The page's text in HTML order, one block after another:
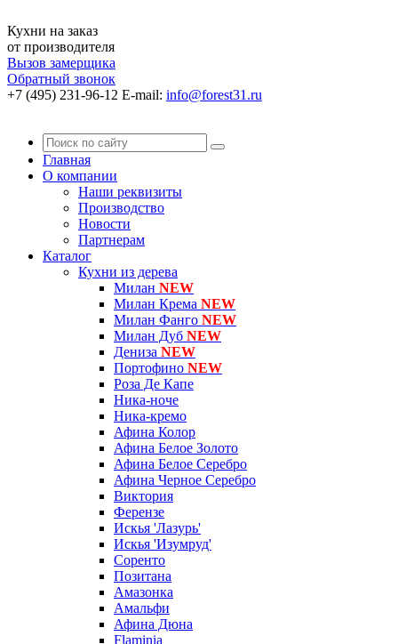
Кухни на заказ
от производителя
Вызов замерщика
Обратный звонок
+7 (495) 231-96-12 E-mail: info@forest31.ru
Главная
О компании
Наши реквизиты
Производство
Новости
Партнерам
Каталог
Кухни из дерева
Милан NEW
Милан Крема NEW
Милан Фанго NEW
Милан Дуб NEW
Дениза NEW
Портофино NEW
Роза Де Капе
Ника-ноче
Ника-кремо
Афина Колор
Афина Белое Золото
Афина Белое Серебро
Афина Черное Серебро
Виктория
Ферензе
Искья 'Лазурь'
Искья 'Изумруд'
Соренто
Позитана
Амазонка
Амальфи
Афина Дюна
Flaminia